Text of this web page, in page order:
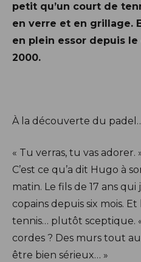
petit qu’un court de
en verre et en grillage.
en plein essor depuis
2000.
À la découverte du
« Tu verras, tu vas adorer.
C’est ce qu’a dit Hugo à
matin. Le fils de 17 ans
copains depuis six mois.
tennis… plutôt sceptique.
cordes ? Des murs tout
être bien sérieux… »